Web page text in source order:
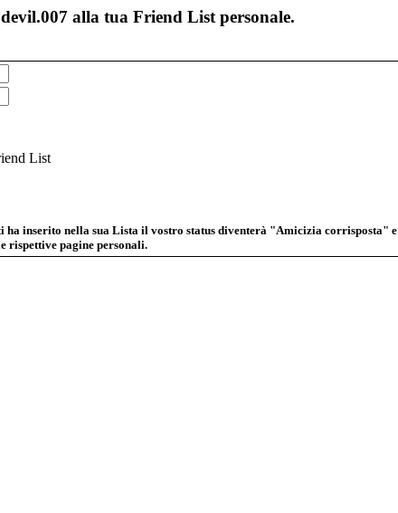
alla tua Friend List personale.
List
ha inserito nella sua Lista il vostro status diventerà "Amicizia corrisposta" e
rispettive pagine personali.